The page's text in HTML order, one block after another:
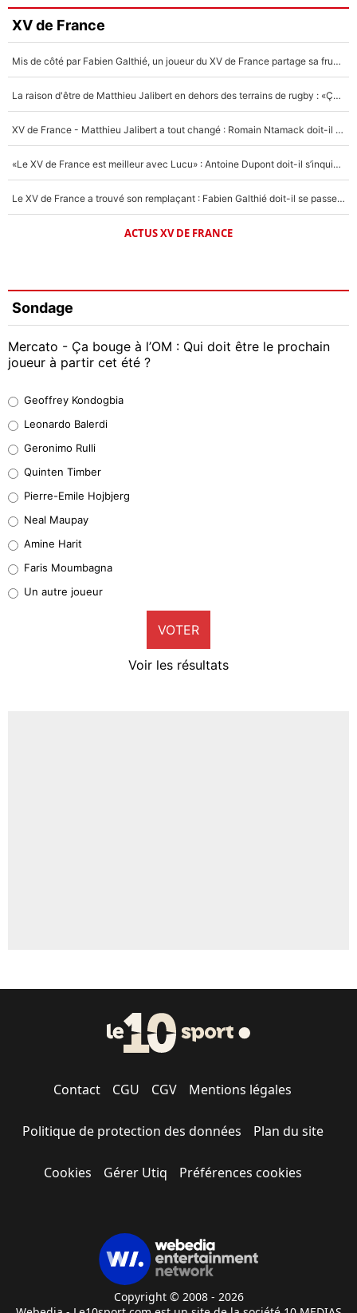
XV de France
Mis de côté par Fabien Galthié, un joueur du XV de France partage sa frustration : «ils ne me l’ont pas dit tout de suite»
La raison d'être de Matthieu Jalibert en dehors des terrains de rugby : «Ça m'atteint autant que si tu touches à un membre de ma famille»
XV de France - Matthieu Jalibert a tout changé : Romain Ntamack doit-il s’inquiéter pour sa place à un an de la Coupe du monde ?
«Le XV de France est meilleur avec Lucu» : Antoine Dupont doit-il s’inquiéter pour sa place ?
Le XV de France a trouvé son remplaçant : Fabien Galthié doit-il se passer d'Antoine Dupont ?
ACTUS XV DE FRANCE
Sondage
Mercato - Ça bouge à l’OM : Qui doit être le prochain
joueur à partir cet été ?
38%
32%
5%
1%
9%
Geoffrey Kondogbia
Leonardo Balerdi
Geronimo Rulli
Quinten Timber
Pierre-Emile Hojbjerg
Neal Maupay
Amine Harit
Faris Moumbagna
Un autre joueur
VOTER
Voir les résultats
Contact CGU CGV Mentions légales
Politique de protection des données Plan du site
Cookies Gérer Utiq Préférences cookies
Copyright © 2008 - 2026